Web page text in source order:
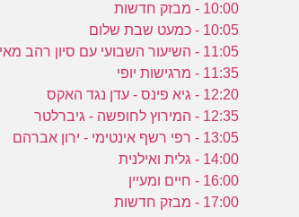
10:00 - מבזק חדשות
10:05 - כמעט שבת שלום
11:05 - השיעור השבועי עם סיון רהב מאיר
11:35 - מרגישות יופי
12:20 - גיא פינס - עדן נגד האקס
12:35 - המירוץ לחופשה - גיברלטר
13:05 - רפי רשף אינטימי - ירון אברהם
14:00 - גלית ואילנית
16:00 - חיים ומעיין
17:00 - מבזק חדשות